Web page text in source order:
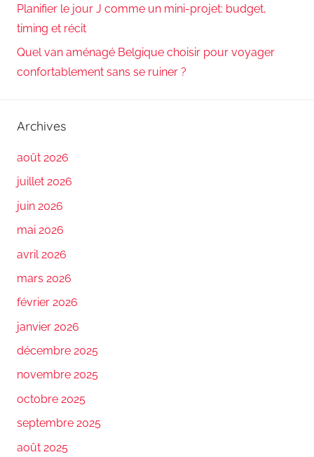
Planifier le jour J comme un mini-projet: budget,
timing et récit
Quel van aménagé Belgique choisir pour voyager
confortablement sans se ruiner ?
Archives
août 2026
juillet 2026
juin 2026
mai 2026
avril 2026
mars 2026
février 2026
janvier 2026
décembre 2025
novembre 2025
octobre 2025
septembre 2025
août 2025